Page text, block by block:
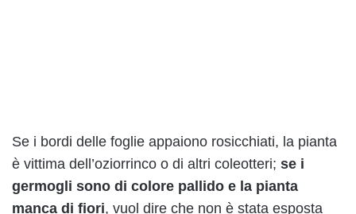
Se i bordi delle foglie appaiono rosicchiati, la pianta
è vittima dell’oziorrinco o di altri coleotteri; se i
germogli sono di colore pallido e la pianta
manca di fiori, vuol dire che non è stata esposta